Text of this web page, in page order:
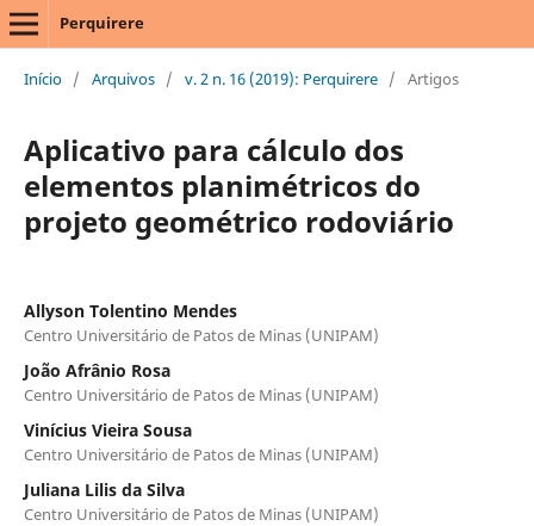
Perquirere
Início / Arquivos / v. 2 n. 16 (2019): Perquirere / Artigos
Aplicativo para cálculo dos
elementos planimétricos do
projeto geométrico rodoviário
Allyson Tolentino Mendes
Centro Universitário de Patos de Minas (UNIPAM)
João Afrânio Rosa
Centro Universitário de Patos de Minas (UNIPAM)
Vinícius Vieira Sousa
Centro Universitário de Patos de Minas (UNIPAM)
Juliana Lilis da Silva
Centro Universitário de Patos de Minas (UNIPAM)